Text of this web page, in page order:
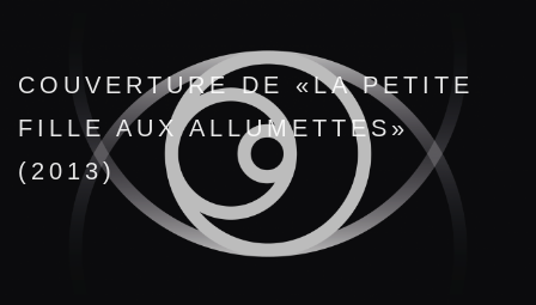
COUVERTURE DE «LA PETITE
FILLE AUX ALLUMETTES»
(2013)